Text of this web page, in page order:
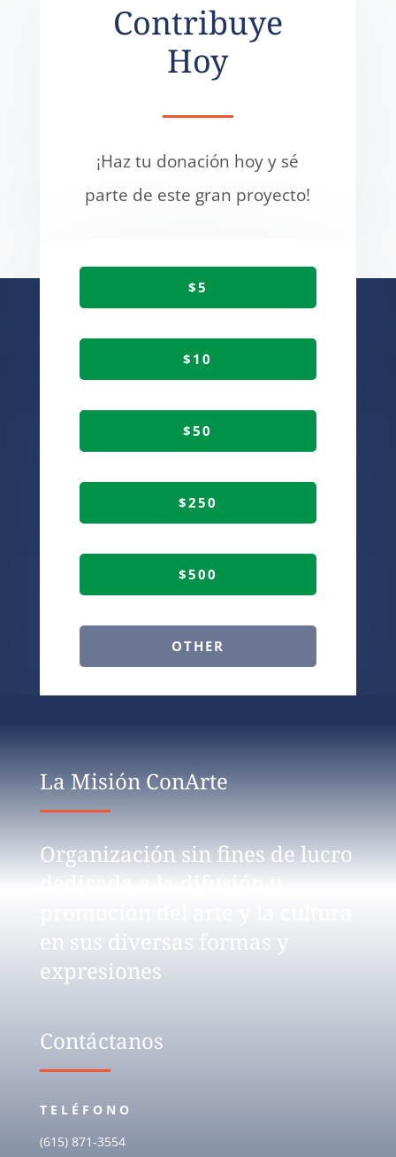
Contribuye
Hoy
¡Haz tu donación hoy y sé
parte de este gran proyecto!
$5
$10
$50
$250
$500
OTHER
La Misión ConArte
Organización sin fines de lucro
en sus diversas formas y
expresiones
Contáctanos
TELÉFONO
(615) 871-3554